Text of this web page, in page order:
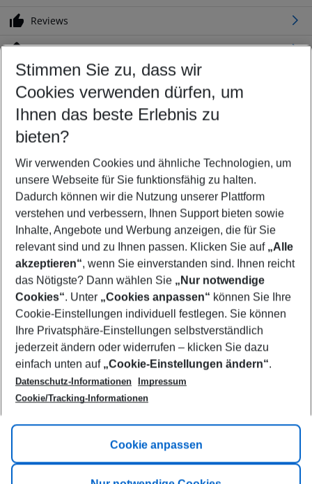
Reviews
Location
Customize your offer
Find the perfect deal which suits your best
Your departure airport
Any airport
Select your date range
08/08/26–06/08/27 5-8 nights
Who will travel
2 adults No children
Show more filter
Footer
Footer navigation
Title A
Link A
Stimmen Sie zu, dass wir
Cookies verwenden dürfen, um
Ihnen das beste Erlebnis zu
bieten?
Wir verwenden Cookies und ähnliche Technologien, um
unsere Webseite für Sie funktionsfähig zu halten.
Dadurch können wir die Nutzung unserer Plattform
verstehen und verbessern, Ihnen Support bieten sowie
Inhalte, Angebote und Werbung anzeigen, die für Sie
relevant sind und zu Ihnen passen. Klicken Sie auf „Alle
akzeptieren“, wenn Sie einverstanden sind. Ihnen reicht
das Nötigste? Dann wählen Sie „Nur notwendige
Cookies“. Unter „Cookies anpassen“ können Sie Ihre
Cookie-Einstellungen individuell festlegen. Sie können
Ihre Privatsphäre-Einstellungen selbstverständlich
jederzeit ändern oder widerrufen – klicken Sie dazu
einfach unten auf „Cookie-Einstellungen ändern“.
Datenschutz-Informationen
Impressum
Cookie/Tracking-Informationen
Cookie anpassen